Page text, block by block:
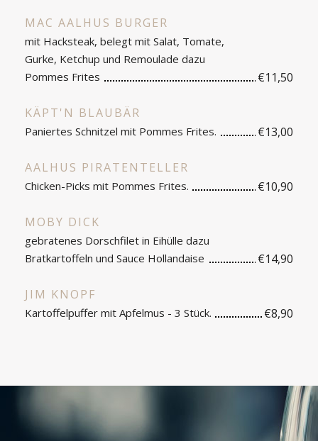
MAC AALHUS BURGER
mit Hacksteak, belegt mit Salat, Tomate,
Gurke, Ketchup und Remoulade dazu
Pommes Frites
€11,50
KÄPT'N BLAUBÄR
Paniertes Schnitzel mit Pommes Frites. €13,00
AALHUS PIRATENTELLER
Chicken-Picks mit Pommes Frites. €10,90
MOBY DICK
gebratenes Dorschfilet in Eihülle dazu
Bratkartoffeln und Sauce Hollandaise
€14,90
JIM KNOPF
Kartoffelpuffer mit Apfelmus - 3 Stück. €8,90